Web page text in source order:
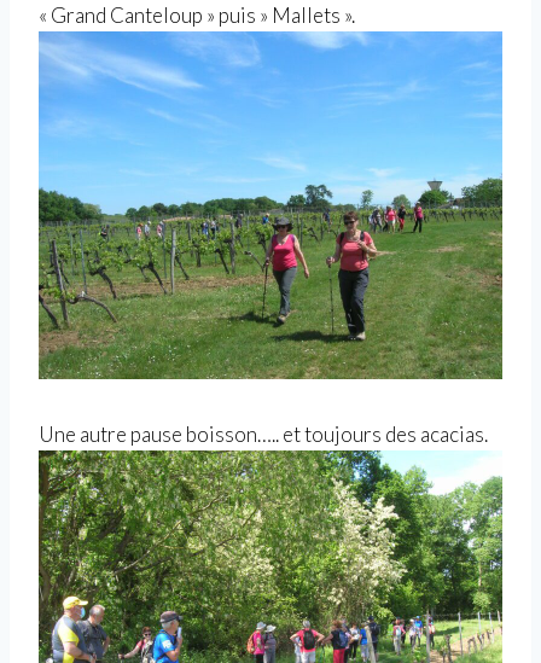
« Grand Canteloup » puis » Mallets ».
Une autre pause boisson….. et toujours des acacias.